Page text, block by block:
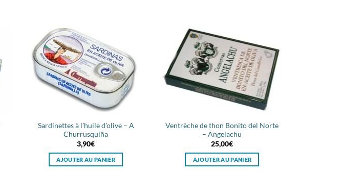
Sardinettes à l’huile d’olive – A
Churrusquiña
3,90€
AJOUTER AU PANIER
Ventrèche de thon Bonito del Norte
– Angelachu
25,00€
AJOUTER AU PANIER